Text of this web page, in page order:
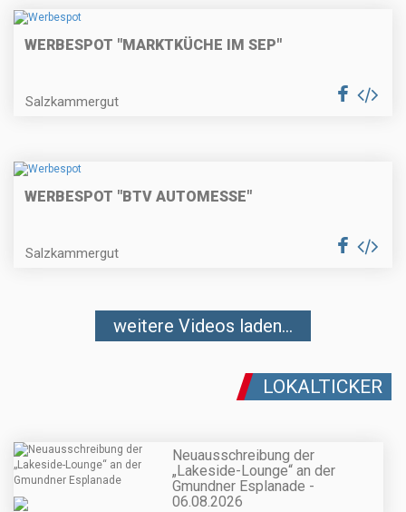
WERBESPOT "MARKTKÜCHE IM SEP"
Salzkammergut
WERBESPOT "BTV AUTOMESSE"
Salzkammergut
weitere Videos laden...
LOKALTICKER
Neuausschreibung der
„Lakeside-Lounge“ an der
Gmundner Esplanade -
06.08.2026